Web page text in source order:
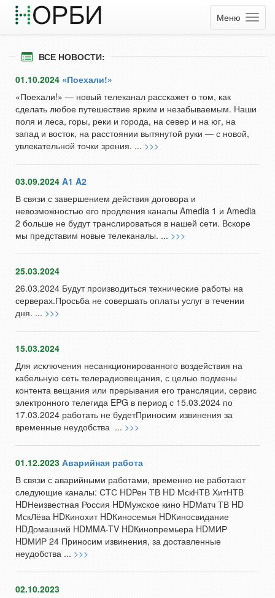
Меню
ВСЕ НОВОСТИ:
01.10.2024 «Поехали!»
«Поехали!» — новый телеканал расскажет о том, как
сделать любое путешествие ярким и незабываемым. Наши
поля и леса, горы, реки и города, на север и на юг, на
запад и восток, на расстоянии вытянутой руки — с новой,
увлекательной точки зрения. ... >>>
03.09.2024 A1 A2
В связи с завершением действия договора и
невозможностью его продления каналы Amedia 1 и Amedia
2 больше не будут транслироваться в нашей сети. Вскоре
мы представим новые телеканалы. ... >>>
25.03.2024
26.03.2024 Будут производиться технические работы на
серверах.Просьба не совершать оплаты услуг в течении
дня. ... >>>
15.03.2024
Для исключения несанкционированного воздействия на
кабельную сеть телерадиовещания, с целью подмены
контента вещания или прерывания его трансляции, сервис
электронного телегида EPG в период с 15.03.2024 по
17.03.2024 работать не будетПриносим извинения за
временные неудобства ... >>>
01.12.2023 Аварийная работа
В связи с аварийными работами, временно не работают
следующие каналы: СТС HDРен ТВ HD МскНТВ ХитНТВ
HDНеизвестная Россия HDМужское кино HDМатч ТВ HD
МскЛёва HDКинохит HDКиносемья HDКиносвидание
HDДомашний HDMMA-TV HDКинопремьера HDМИР
HDМИР 24 Приносим извинения, за доставленные
неудобства ... >>>
02.10.2023